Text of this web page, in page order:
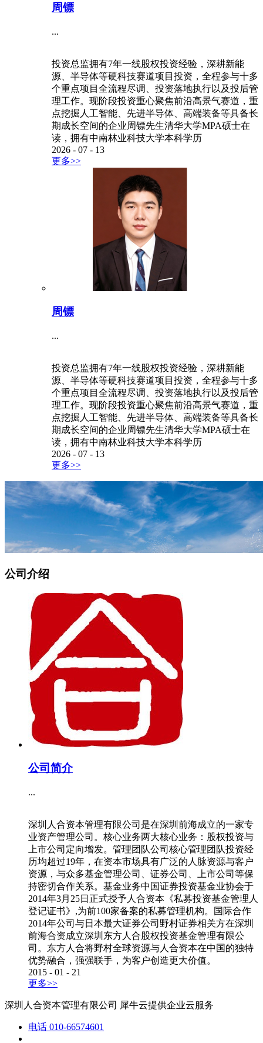
周镖
...
投资总监拥有7年一线股权投资经验，深耕新能
源、半导体等硬科技赛道项目投资，全程参与十多
个重点项目全流程尽调、投资落地执行以及投后管
理工作。现阶段投资重心聚焦前沿高景气赛道，重
点挖掘人工智能、先进半导体、高端装备等具备长
期成长空间的企业周镖先生清华大学MPA硕士在
读，拥有中南林业科技大学本科学历
2026 - 07 - 13
更多>>
周镖
...
投资总监拥有7年一线股权投资经验，深耕新能
源、半导体等硬科技赛道项目投资，全程参与十多
个重点项目全流程尽调、投资落地执行以及投后管
理工作。现阶段投资重心聚焦前沿高景气赛道，重
点挖掘人工智能、先进半导体、高端装备等具备长
期成长空间的企业周镖先生清华大学MPA硕士在
读，拥有中南林业科技大学本科学历
2026 - 07 - 13
更多>>
公司介绍
公司简介
...
深圳人合资本管理有限公司是在深圳前海成立的一家专
业资产管理公司。核心业务两大核心业务：股权投资与
上市公司定向增发。管理团队公司核心管理团队投资经
历均超过19年，在资本市场具有广泛的人脉资源与客户
资源，与众多基金管理公司、证券公司、上市公司等保
持密切合作关系。基金业务中国证券投资基金业协会于
2014年3月25日正式授予人合资本《私募投资基金管理人
登记证书》,为前100家备案的私募管理机构。国际合作
2014年公司与日本最大证券公司野村证券相关方在深圳
前海合资成立深圳东方人合股权投资基金管理有限公
司。东方人合将野村全球资源与人合资本在中国的独特
优势融合，强强联手，为客户创造更大价值。
2015 - 01 - 21
更多>>
深圳人合资本管理有限公司 犀牛云提供企业云服务
电话 010-66574601